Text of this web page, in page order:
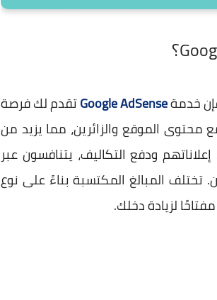
خدمةGoogle AdSenseتقدم لك فرصة
محتوى الموقع والزائرين، مما يزيد من
ودفع التكاليف، يتنافسون عبر
المبالغ المكتسبة بناءً على نوع
لزيادة دخلك.